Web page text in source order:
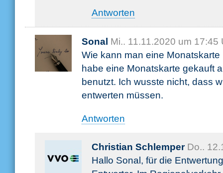
Antworten
Sonal Mi.. 11.11.2020 um 17:45
Wie kann man eine
habe eine Monatskarte gekauft
benutzt. Ich wusste nicht, dass
entwerten müssen.
Antworten
Christian Schlemper Do..
Hallo Sonal, für die